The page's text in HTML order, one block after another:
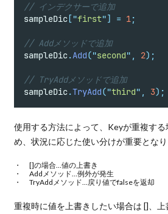
// インデクサーで追加
sampleDic ["first"] = 1;
// Addメソッドで追加
sampleDic.Add("second" , 2);
// TryAddメソッドで追加
sampleDic.TryAdd("third" , 3);
使用する方法によって、Keyが重複す
め、状況に応じた使い分けが重要となり
[]の場合…値の上書き
Addメソッド…例外が発生
TryAddメソッド…戻り値でfalseを返却
重複時に値を上書きしたい場合は []、